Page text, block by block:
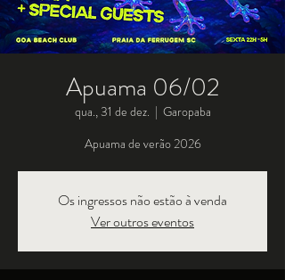
Apuama 06/02
qua., 31 de dez.
  |
Garopaba
Apuama de verão 2026
Os ingressos não estão à venda
Ver outros eventos